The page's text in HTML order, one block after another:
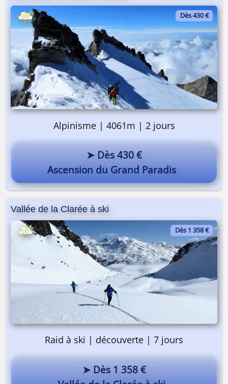
Dès 430 €
Alpinisme | 4061m | 2 jours
➤ Dès 430 €
Ascension du Grand Paradis
Vallée de la Clarée à ski
Dès 1 358 €
Raid à ski | découverte | 7 jours
➤ Dès 1 358 €